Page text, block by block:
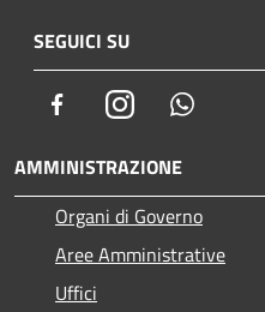
SEGUICI SU
FacebookInstagram
AMMINISTRAZIONE
Organi di Governo
Aree Amministrative
Uffici